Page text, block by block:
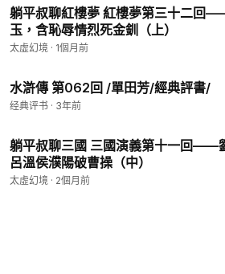
躺平叔聊紅樓夢 紅樓夢第三十二回
玉，含恥辱情烈死金釧（上）
太虛幻境 · 1個月前
水滸傳 第062回 /單田芳/經典評書/
经典评书 · 3年前
躺平叔聊三國 三國演義第十一回——
呂溫侯濮陽破曹操（中）
太虛幻境 · 2個月前